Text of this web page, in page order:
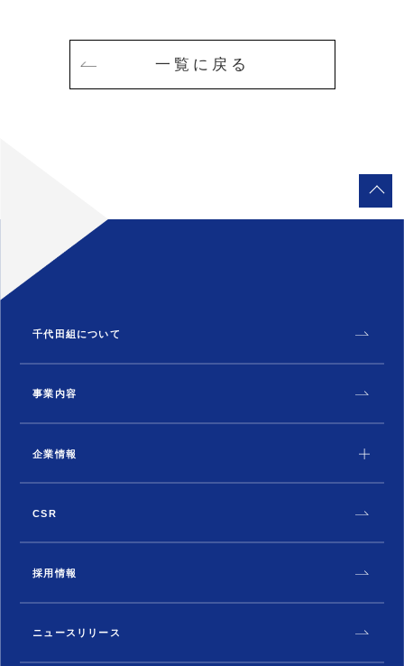
一覧に戻る
千代田組について
事業内容
企業情報
CSR
採用情報
ニュースリリース